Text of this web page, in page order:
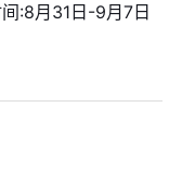
:8月31日-9月7日